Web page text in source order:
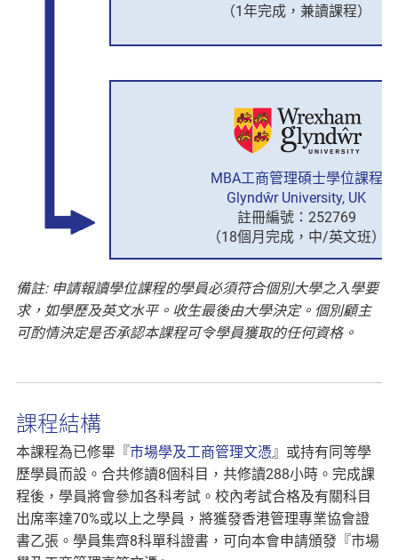
（1年完成，兼讀課程）
MBA工商管理碩士學位課程
Glyndŵr University, UK
註冊編號：252769
（18個月完成，中/英文班）
備註: 申請報讀學位課程的學員必須符合個別大學之入學要
求，如學歷及英文水平。收生最後由大學決定。個別顧主
可酌情決定是否承認本課程可令學員獲取的任何資格。
課程結構
本課程為已修畢『市場學及工商管理文憑』或持有同等學
歷學員而設。合共修讀8個科目，共修讀288小時。完成課
程後，學員將會參加各科考試。校內考試合格及有關科目
出席率達70%或以上之學員，將獲發香港管理專業協會證
書乙張。學員集齊8科單科證書，可向本會申請頒發『市場